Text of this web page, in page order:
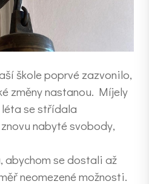
škole poprvé zazvonilo,
změny nastanou. Míjely
léta se střídala
nabyté svobody,
abychom se dostali až
neomezené možnosti.